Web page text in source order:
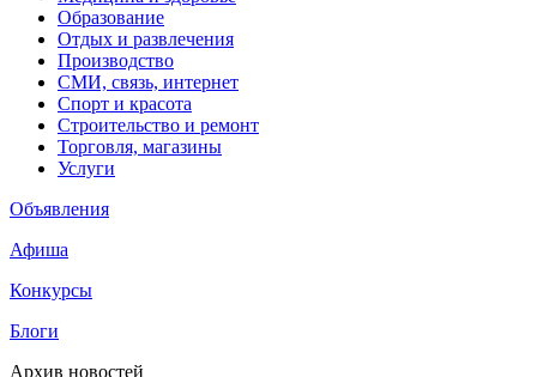
Образование
Отдых и развлечения
Производство
СМИ, связь, интернет
Спорт и красота
Строительство и ремонт
Торговля, магазины
Услуги
Объявления
Афиша
Конкурсы
Блоги
Архив новостей